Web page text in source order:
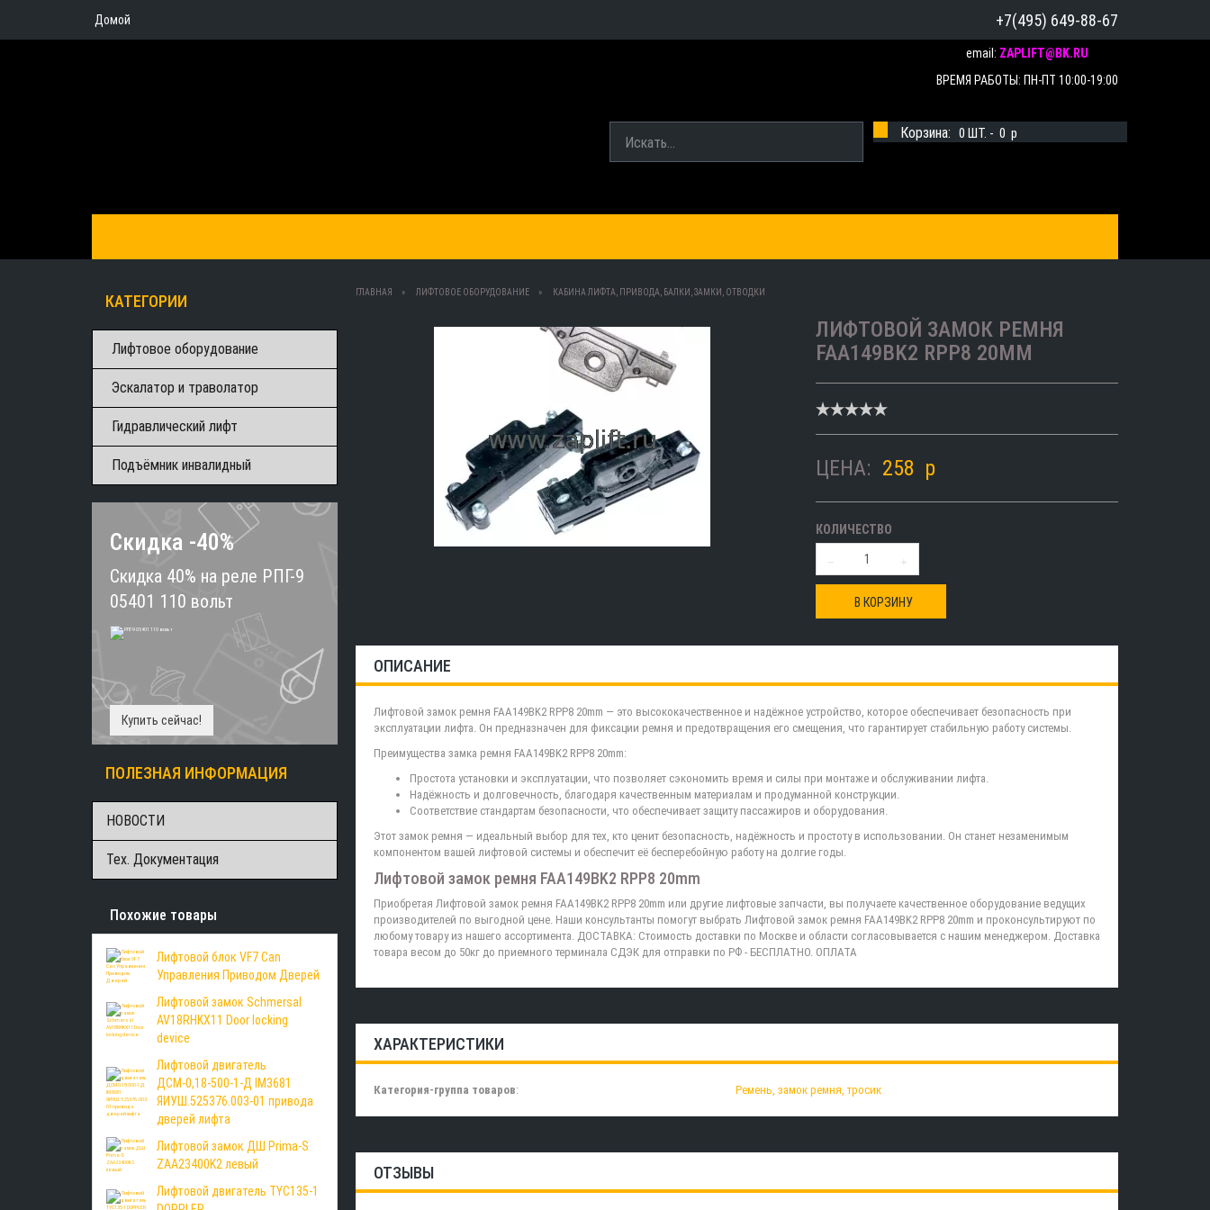
Домой +7(495) 649-88-67
email: ZAPLIFT@BK.RU
ВРЕМЯ РАБОТЫ: ПН-ПТ 10:00-19:00
Корзина: 0 ШТ. - 0 p
КАТЕГОРИИ
Лифтовое оборудование
Эскалатор и траволатор
Гидравлический лифт
Подъёмник инвалидный
Скидка -40%
Скидка 40% на реле РПГ-9
05401 110 вольт
Купить сейчас!
ПОЛЕЗНАЯ ИНФОРМАЦИЯ
НОВОСТИ
Тех. Документация
Похожие товары
Лифтовой блок VF7 Can
Управления Приводом Дверей
Лифтовой замок Schmersal
AV18RHKX11 Door locking
device
Лифтовой двигатель
ДСМ-0,18-500-1-Д IM3681
ЯИУШ.525376.003-01 привода
дверей лифта
Лифтовой замок ДШ Prima-S
ZAA23400K2 левый
Лифтовой двигатель TYC135-1
ГЛАВНАЯ ЛИФТОВОЕ ОБОРУДОВАНИЕ КАБИНА ЛИФТА, ПРИВОДА, БАЛКИ, ЗАМКИ, ОТВОДКИ
ЛИФТОВОЙ ЗАМОК РЕМНЯ
FAA149BK2 RPP8 20MM
ЦЕНА: 258 p
КОЛИЧЕСТВО
В КОРЗИНУ
ОПИСАНИЕ
Лифтовой замок ремня FAA149BK2 RPP8 20mm — это высококачественное и надёжное устройство, которое обеспечивает безопасность при
эксплуатации лифта. Он предназначен для фиксации ремня и предотвращения его смещения, что гарантирует стабильную работу системы.
Преимущества замка ремня FAA149BK2 RPP8 20mm:
Простота установки и эксплуатации, что позволяет сэкономить время и силы при монтаже и обслуживании лифта.
Надёжность и долговечность, благодаря качественным материалам и продуманной конструкции.
Соответствие стандартам безопасности, что обеспечивает защиту пассажиров и оборудования.
Этот замок ремня — идеальный выбор для тех, кто ценит безопасность, надёжность и простоту в использовании. Он станет незаменимым
компонентом вашей лифтовой системы и обеспечит её бесперебойную работу на долгие годы.
Лифтовой замок ремня FAA149BK2 RPP8 20mm
Приобретая Лифтовой замок ремня FAA149BK2 RPP8 20mm или другие лифтовые запчасти, вы получаете качественное оборудование ведущих
производителей по выгодной цене. Наши консультанты помогут выбрать Лифтовой замок ремня FAA149BK2 RPP8 20mm и проконсультируют по
любому товару из нашего ассортимента. ДОСТАВКА: Стоимость доставки по Москве и области согласовывается с нашим менеджером. Доставка
товара весом до 50кг до приемного терминала СДЭК для отправки по РФ - БЕСПЛАТНО. ОПЛАТА
ХАРАКТЕРИСТИКИ
Категория-группа товаров: Ремень, замок ремня, тросик
ОТЗЫВЫ